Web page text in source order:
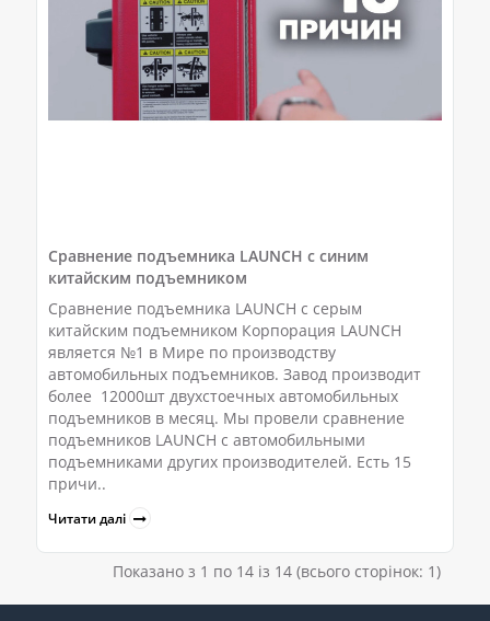
Сравнение подъемника LAUNCH с синим
китайским подъемником
Сравнение подъемника LAUNCH с серым
китайским подъемником Корпорация LAUNCH
является №1 в Мире по производству
автомобильных подъемников. Завод производит
более 12000шт двухстоечных автомобильных
подъемников в месяц. Мы провели сравнение
подъемников LAUNCH с автомобильными
подъемниками других производителей. Есть 15
причи..
Читати далі
Показано з 1 по 14 із 14 (всього сторінок: 1)